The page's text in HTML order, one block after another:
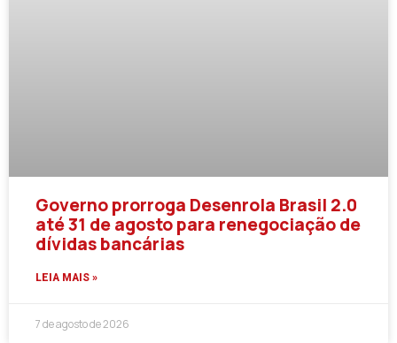
Governo prorroga Desenrola Brasil 2.0
até 31 de agosto para renegociação de
dívidas bancárias
LEIA MAIS »
7 de agosto de 2026